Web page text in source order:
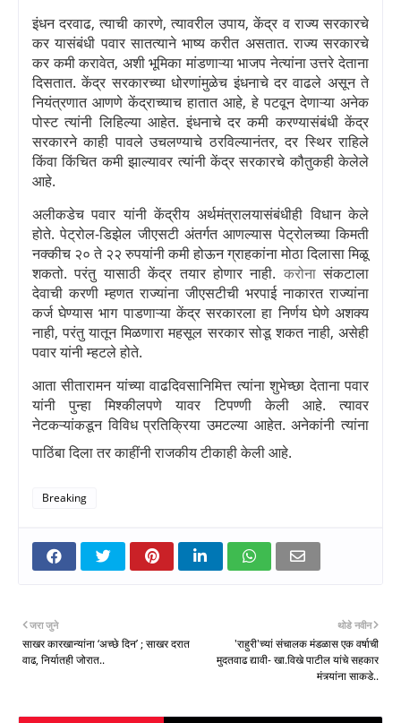
इंधन दरवाढ,त्याची कारणे,त्यावरील उपाय,केंद्र व राज्य सरकारचे
कर यासंबंधी पवार सातत्याने भाष्य करीत असतात. राज्य सरकारचे
कर कमी करावेत, अशी भूमिका मांडणाऱ्या भाजप नेत्यांना उत्तरे देताना
दिसतात. केंद्र सरकारच्या धोरणांमुळेच इंधनाचे दर वाढले असून ते
नियंत्रणात आणणे केंद्राच्याच हातात आहे,हे पटवून देणाऱ्या अनेक
पोस्ट त्यांनी लिहिल्या आहेत. इंधनाचे दर कमी करण्यासंबंधी केंद्र
सरकारने काही पावले उचलण्याचे ठरविल्यानंतर,दर स्थिर राहिले
किंवा किंचित कमी झाल्यावर त्यांनी केंद्र सरकारचे कौतुकही केलेले
आहे.
अलीकडेच पवार यांनी केंद्रीय अर्थमंत्रालयासंबंधीही विधान केले
होते. पेट्रोल-डिझेल जीएसटी अंतर्गत आणल्यास पेट्रोलच्या किमती
नक्कीच २० ते २२ रुपयांनी कमी होऊन ग्राहकांना मोठा दिलासा मिळू
शकतो. परंतु यासाठी केंद्र तयार होणार नाही. करोना संकटाला
देवाची करणी म्हणत राज्यांना जीएसटीची भरपाई नाकारत राज्यांना
कर्ज घेण्यास भाग पाडणाऱ्या केंद्र सरकारला हा निर्णय घेणे अशक्य
नाही,परंतु यातून मिळणारा महसूल सरकार सोडू शकत नाही,असेही
पवार यांनी म्हटले होते.
आता सीतारामन यांच्या वाढदिवसानिमित्त त्यांना शुभेच्छा देताना पवार
यांनी पुन्हा मिश्कीलपणे यावर टिपण्णी केली आहे. त्यावर
नेटकऱ्यांकडून विविध प्रतिक्रिया उमटल्या आहेत. अनेकांनी त्यांना
पाठिंबा दिला तर काहींनी राजकीय टीकाही केली आहे.
Breaking
थोडे नवीन
'राहुरी'च्यां संचालक मंडळास एक वर्षाची
मुदतवाढ द्यावी- खा.विखे पाटील यांचे सहकार
मंत्र्यांना साकडे..
जरा जुने
साखर कारखान्यांना ‘अच्छे दिन’ ; साखर दरात
वाढ, निर्यातही जोरात..